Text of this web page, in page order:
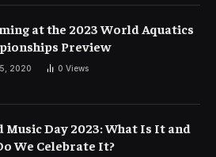
at the 2023 World Aquatics
Championships Preview
2020 0 Views
Music Day 2023: What Is It and
We Celebrate It?